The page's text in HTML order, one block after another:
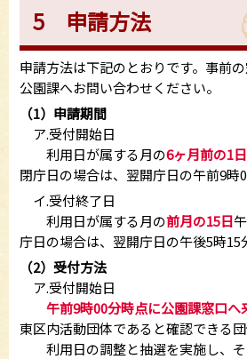
5 申請方法
申請方法は下記のとおりです。事前
公園課へお問い合わせください。
（1）申請期間
ア.受付開始日
利用日が属する月の6ヶ月前の1日
閉庁日の場合は、翌開庁日の午前9時
イ.受付終了日
利用日が属する月の前月の15日
庁日の場合は、翌開庁日の午後5時15
（2）受付方法
ア.受付開始日
午前9時00分時点に公園課窓口へ
東区内活動団体であると確認できる
利用日の調整と抽選を実施し、そ